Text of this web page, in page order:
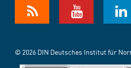
© 2026 DIN Deutsches Institut für